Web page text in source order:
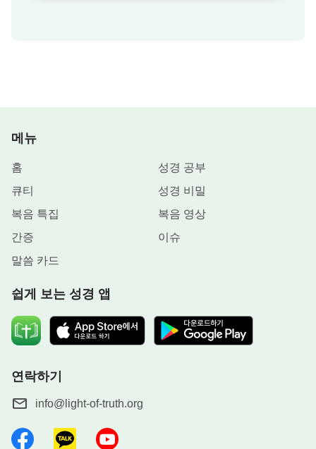
메뉴
홈
성경 공부
큐티
성경 비밀
복음 특집
복음 영상
간증
이슈
말씀 카드
쉽게 보는 성경 앱
연락하기
info@light-of-truth.org